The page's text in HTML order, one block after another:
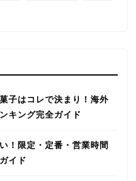
子はコレで決まり！海外
キング完全ガイド
！限定・定番・営業時間
イド